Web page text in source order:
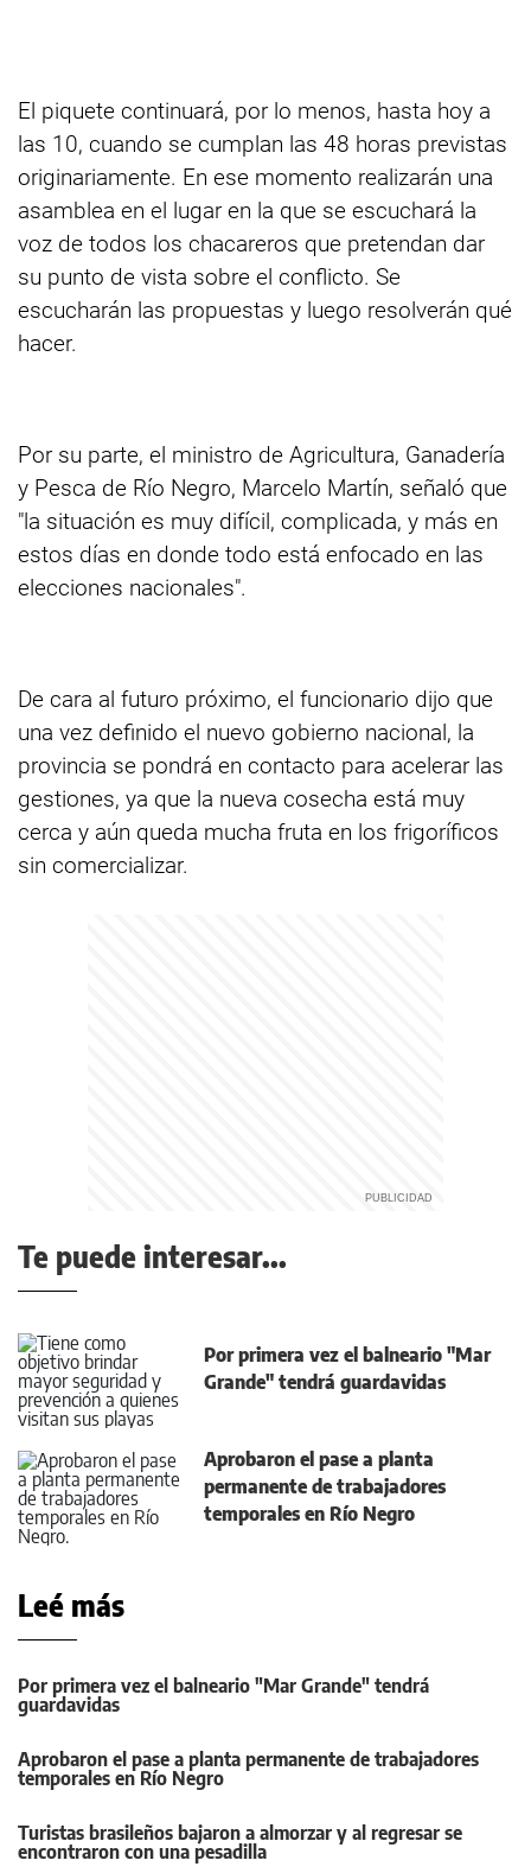
El piquete continuará, por lo menos, hasta hoy a
las 10, cuando se cumplan las 48 horas previstas
originariamente. En ese momento realizarán una
asamblea en el lugar en la que se escuchará la
voz de todos los chacareros que pretendan dar
su punto de vista sobre el conflicto. Se
escucharán las propuestas y luego resolverán qué
hacer.
Por su parte, el ministro de Agricultura, Ganadería
y Pesca de Río Negro, Marcelo Martín, señaló que
"la situación es muy difícil, complicada, y más en
estos días en donde todo está enfocado en las
elecciones nacionales".
De cara al futuro próximo, el funcionario dijo que
una vez definido el nuevo gobierno nacional, la
provincia se pondrá en contacto para acelerar las
gestiones, ya que la nueva cosecha está muy
cerca y aún queda mucha fruta en los frigoríficos
sin comercializar.
Te puede interesar...
Por primera vez el balneario "Mar
Grande" tendrá guardavidas
Aprobaron el pase a planta
permanente de trabajadores
temporales en Río Negro
Leé más
Por primera vez el balneario "Mar Grande" tendrá
guardavidas
Aprobaron el pase a planta permanente de trabajadores
temporales en Río Negro
Turistas brasileños bajaron a almorzar y al regresar se
encontraron con una pesadilla